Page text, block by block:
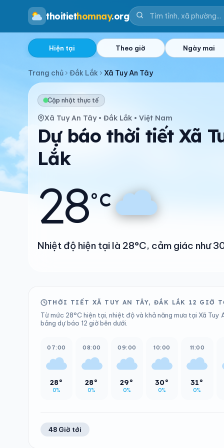
thoitiethomnay.org
Hiện tại Theo giờ Ngày mai
Trang chủ Đắk Lắk Xã Tuy An Tây
Cập nhật thực tế
Xã Tuy An Tây • Đắk Lắk • Việt Nam
Dự báo thời tiết Xã
Lắk
28°C
Nhiệt độ hiện tại là 28°C, cảm giác như
THỜI TIẾT XÃ TUY AN TÂY, ĐẮK LẮK 12 GIỜ
Từ mức 28°C hiện tại, nhiệt độ và khả năng mưa tại Xã
bảng dự báo 12 giờ bên dưới.
07:00
28°
0%
08:00
28°
0%
09:00
29°
0%
10:00
30°
0%
11:00
31°
0%
48 Giờ tới